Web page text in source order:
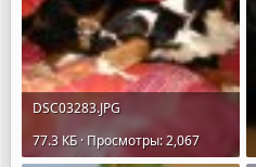
DSC03283.JPG
77.3 КБ · Просмотры: 2,067